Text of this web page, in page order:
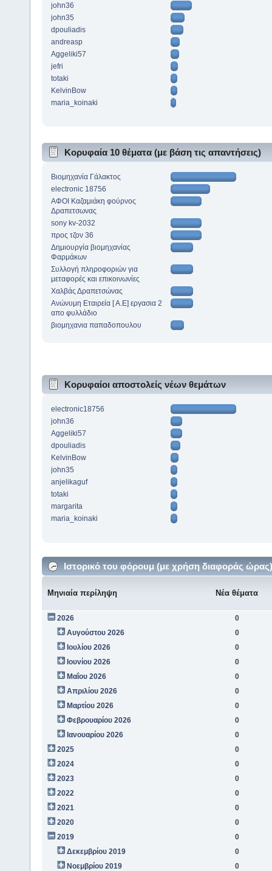
john36
john35
dpouliadis
andreasp
Aggeliki57
jefri
totaki
KelvinBow
maria_koinaki
Κορυφαία 10 θέματα (με βάση τις απαντήσεις)
Βιομηχανία Γάλακτος
electronic 18756
ΑΦΟΙ Καζαμιάκη φούρνος
Δραπετσωνας
sony kv-2032
προς τζον 36
Δημιουργία βιομηχανίας
Φαρμάκων
Συλλογή πληροφοριών για
μεταφορές και επικοινωνίες
Χαλβάς Δραπετσώνας
Ανώνυμη Εταιρεία [ Α.Ε] εργασια 2
απο φυλλάδιο
βιομηχανια παπαδοπουλου
Κορυφαίοι αποστολείς νέων θεμάτων
electronic18756
john36
Aggeliki57
dpouliadis
KelvinBow
john35
anjelikaguf
totaki
margarita
maria_koinaki
Ιστορικό του φόρουμ (με χρήση διαφοράς ώρας)
Μηνιαία περίληψη Νέα θέματα
2026
0
Αυγούστου 2026
0
Ιουλίου 2026
0
Ιουνίου 2026
0
Μαΐου 2026
0
Απριλίου 2026
0
Μαρτίου 2026
0
Φεβρουαρίου 2026
0
Ιανουαρίου 2026
0
2025
0
2024
0
2023
0
2022
0
2021
0
2020
0
2019
0
Δεκεμβρίου 2019
0
Νοεμβρίου 2019
0